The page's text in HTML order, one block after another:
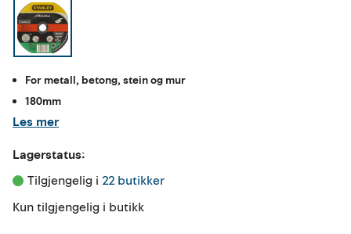
For metall, betong, stein og mur
180mm
Les mer
Lagerstatus:
Tilgjengelig i 22 butikker
Kun tilgjengelig i butikk